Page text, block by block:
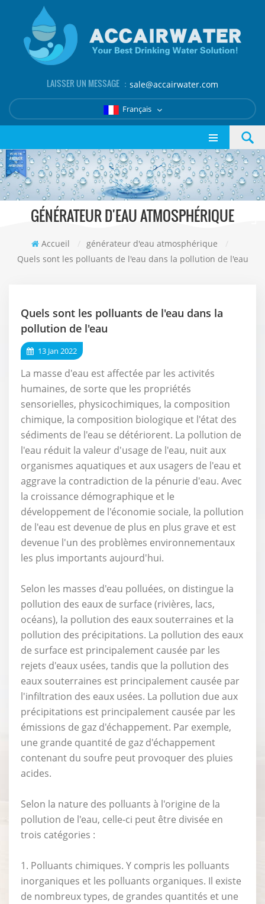
LAISSER UN MESSAGE ： sale@accairwater.com
Français
GÉNÉRATEUR D'EAU ATMOSPHÉRIQUE
Accueil / générateur d'eau atmosphérique
/
Quels sont les polluants de l'eau dans la pollution de l'eau
Quels sont les polluants de l'eau dans la
pollution de l'eau
13 Jan 2022
La masse d'eau est affectée par les activités
humaines, de sorte que les propriétés
sensorielles, physicochimiques, la composition
chimique, la composition biologique et l'état des
sédiments de l'eau se détériorent. La pollution de
l'eau réduit la valeur d'usage de l'eau, nuit aux
organismes aquatiques et aux usagers de l'eau et
aggrave la contradiction de la pénurie d'eau. Avec
la croissance démographique et le
développement de l'économie sociale, la pollution
de l'eau est devenue de plus en plus grave et est
devenue l'un des problèmes environnementaux
les plus importants aujourd'hui.
Selon les masses d'eau polluées, on distingue la
pollution des eaux de surface (rivières, lacs,
océans), la pollution des eaux souterraines et la
pollution des précipitations. La pollution des eaux
de surface est principalement causée par les
rejets d'eaux usées, tandis que la pollution des
eaux souterraines est principalement causée par
l'infiltration des eaux usées. La pollution due aux
précipitations est principalement causée par les
émissions de gaz d'échappement. Par exemple,
une grande quantité de gaz d'échappement
contenant du soufre peut provoquer des pluies
acides.
Selon la nature des polluants à l'origine de la
pollution de l'eau, celle-ci peut être divisée en
trois catégories :
1. Polluants chimiques. Y compris les polluants
inorganiques et les polluants organiques. Il existe
de nombreux types, de grandes quantités et une